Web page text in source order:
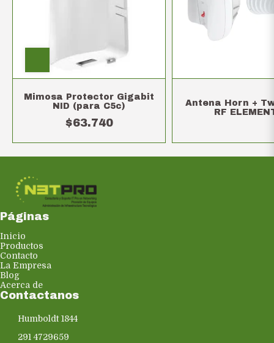
Mimosa Protector Gigabit
NID (para C5c)
$63.740
Antena Horn +
RF
Páginas
Inicio
Productos
Contacto
La Empresa
Blog
Acerca de
Contactanos
Humboldt 1844
291 4729659